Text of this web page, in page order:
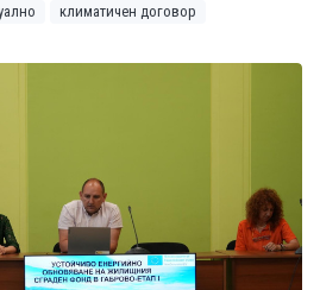
климатичен договор